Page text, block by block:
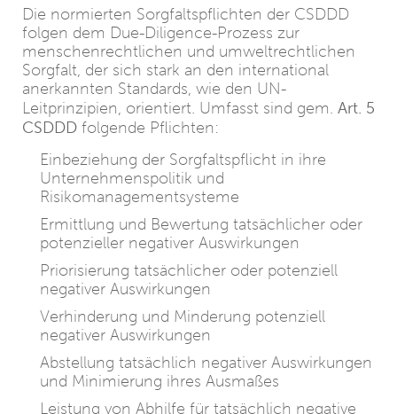
Die normierten Sorgfaltspflichten der CSDDD
folgen dem Due-Diligence-Prozess zur
menschenrechtlichen und umweltrechtlichen
Sorgfalt, der sich stark an den international
anerkannten Standards, wie den UN-
Leitprinzipien, orientiert. Umfasst sind gem. Art. 5
CSDDD folgende Pflichten:
Einbeziehung der Sorgfaltspflicht in ihre
Unternehmenspolitik und
Risikomanagementsysteme
Ermittlung und Bewertung tatsächlicher oder
potenzieller negativer Auswirkungen
Priorisierung tatsächlicher oder potenziell
negativer Auswirkungen
Verhinderung und Minderung potenziell
negativer Auswirkungen
Abstellung tatsächlich negativer Auswirkungen
und Minimierung ihres Ausmaßes
Leistung von Abhilfe für tatsächlich negative